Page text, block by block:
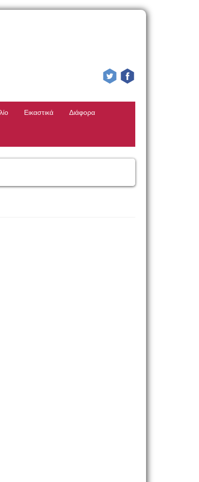
Εικαστικά Διάφορα